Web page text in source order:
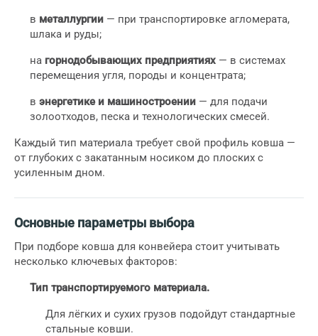
в металлургии — при транспортировке агломерата,
шлака и руды;
на горнодобывающих предприятиях — в системах
перемещения угля, породы и концентрата;
в энергетике и машиностроении — для подачи
золоотходов, песка и технологических смесей.
Каждый тип материала требует свой профиль ковша —
от глубоких с закатанным носиком до плоских с
усиленным дном.
Основные параметры выбора
При подборе ковша для конвейера стоит учитывать
несколько ключевых факторов:
Тип транспортируемого материала.
Для лёгких и сухих грузов подойдут стандартные
стальные ковши.